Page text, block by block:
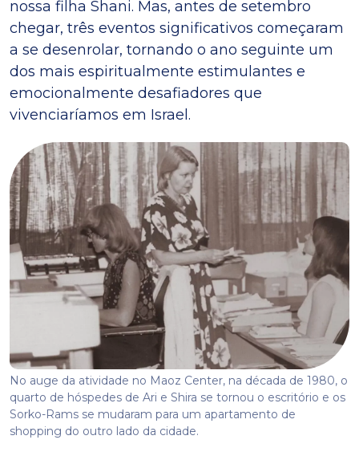
nossa filha Shani. Mas, antes de setembro
chegar, três eventos significativos começaram
a se desenrolar, tornando o ano seguinte um
dos mais espiritualmente estimulantes e
emocionalmente desafiadores que
vivenciaríamos em Israel.
No auge da atividade no Maoz Center, na década de 1980, o
quarto de hóspedes de Ari e Shira se tornou o escritório e os
Sorko-Rams se mudaram para um apartamento de
shopping do outro lado da cidade.